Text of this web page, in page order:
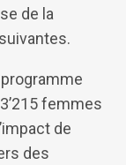
de la
femmes
de
des